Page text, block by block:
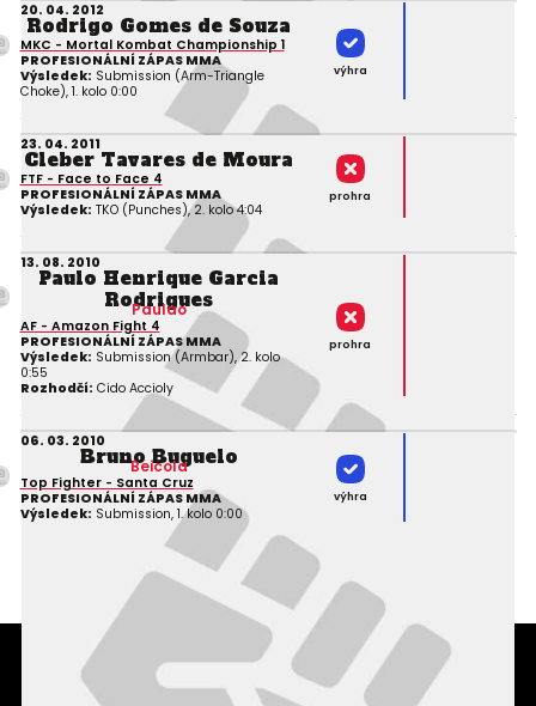
20. 04. 2012
Rodrigo Gomes de Souza
MKC - Mortal Kombat Championship 1
PROFESIONÁLNÍ ZÁPAS MMA
Výsledek: Submission (Arm-Triangle
Choke), 1. kolo 0:00
výhra
23. 04. 2011
Cleber Tavares de Moura
FTF - Face to Face 4
PROFESIONÁLNÍ ZÁPAS MMA
Výsledek: TKO (Punches), 2. kolo 4:04
prohra
13. 08. 2010
Paulo Henrique Garcia
Rodrigues
Paulao
AF - Amazon Fight 4
PROFESIONÁLNÍ ZÁPAS MMA
Výsledek: Submission (Armbar), 2. kolo
0:55
Rozhodčí: Cido Accioly
prohra
06. 03. 2010
Bruno Buguelo
Beicola
Top Fighter - Santa Cruz
PROFESIONÁLNÍ ZÁPAS MMA
Výsledek: Submission, 1. kolo 0:00
výhra
Podmínky užití webového rozhraní